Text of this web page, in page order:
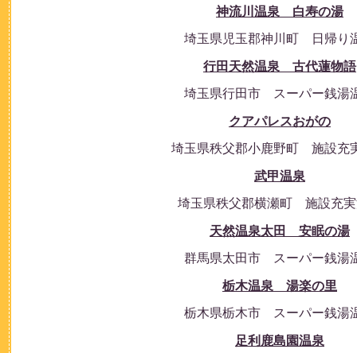
神流川温泉 白寿の湯
埼玉県児玉郡神川町 日帰り
行田天然温泉 古代蓮物語
埼玉県行田市 スーパー銭湯
クアパレスおがの
埼玉県秩父郡小鹿野町 施設充
武甲温泉
埼玉県秩父郡横瀬町 施設充
天然温泉太田 安眠の湯
群馬県太田市 スーパー銭湯
栃木温泉 湯楽の里
栃木県栃木市 スーパー銭湯
足利鹿島園温泉